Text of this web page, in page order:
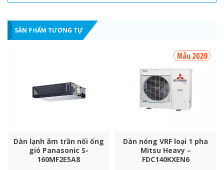
Máy nén
Quạt
Tốc độ dòng khí
SẢN PHẨM TƯƠNG TỰ
Dàn lạnh âm trần nối ống
gió Panasonic S-
160MF2E5A8
Dàn nóng VRF loại 1 pha
Mitsu Heavy –
FDC140KXEN6